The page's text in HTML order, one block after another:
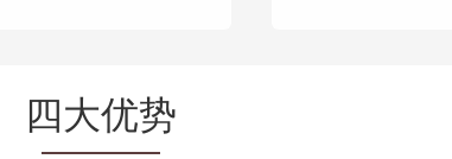
四大优势